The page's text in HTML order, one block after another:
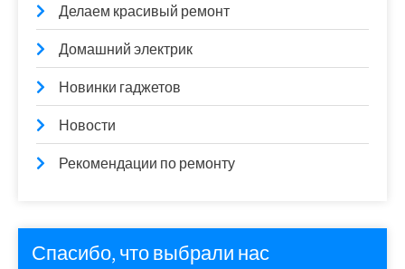
Делаем красивый ремонт
Домашний электрик
Новинки гаджетов
Новости
Рекомендации по ремонту
Спасибо, что выбрали нас